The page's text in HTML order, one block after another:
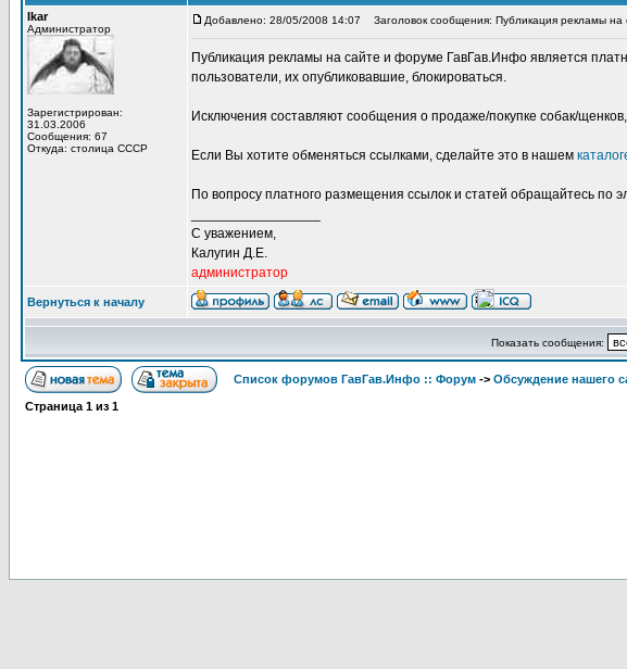
Ikar
Администратор
Зарегистрирован:
31.03.2006
Сообщения: 67
Откуда: столица СССР
Добавлено: 28/05/2008 14:07 Заголовок сообщения: Публикация рекламы
Публикация рекламы на сайте и форуме ГавГав.Инфо является
пользователи, их опубликовавшие, блокироваться.
Исключения составляют сообщения о продаже/покупке собак/
Если Вы хотите обменяться ссылками, сделайте это в нашем
По вопросу платного размещения ссылок и статей обращайтесь по
С уважением,
Калугин Д.Е.
администратор
Вернуться к началу
Показать сообщения:
Список форумов ГавГав.Инфо :: Форум -> Обсуждение нашего
Страница 1 из 1